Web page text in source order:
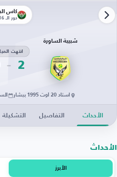
كأس
دور الـ 16
شبيبة الساورة
2
انتهت
استاد 20 أوت 1995 ببشار السبت 13-
الأحداث التفاصيل التشكيلة
الأحداث
الأبرز